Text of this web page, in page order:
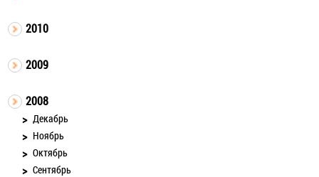
2010
2009
2008
Декабрь
Ноябрь
Октябрь
Сентябрь